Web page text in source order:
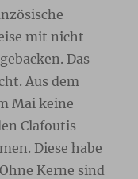
mit nicht
Das
Aus dem
Mai keine
Clafoutis
Diese habe
Kerne sind